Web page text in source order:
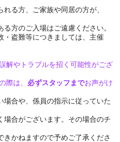
る方、ご家族や同居の方が、
方のご入場はご遠慮ください。
・盗難等につきましては、主催
解やトラブルを招く可能性がござ
際は、 必ずスタッフまでお声がけ
場合や、係員の指示に従っていた
合がございます。 その場合のチ
かねますので予めご了承くださ